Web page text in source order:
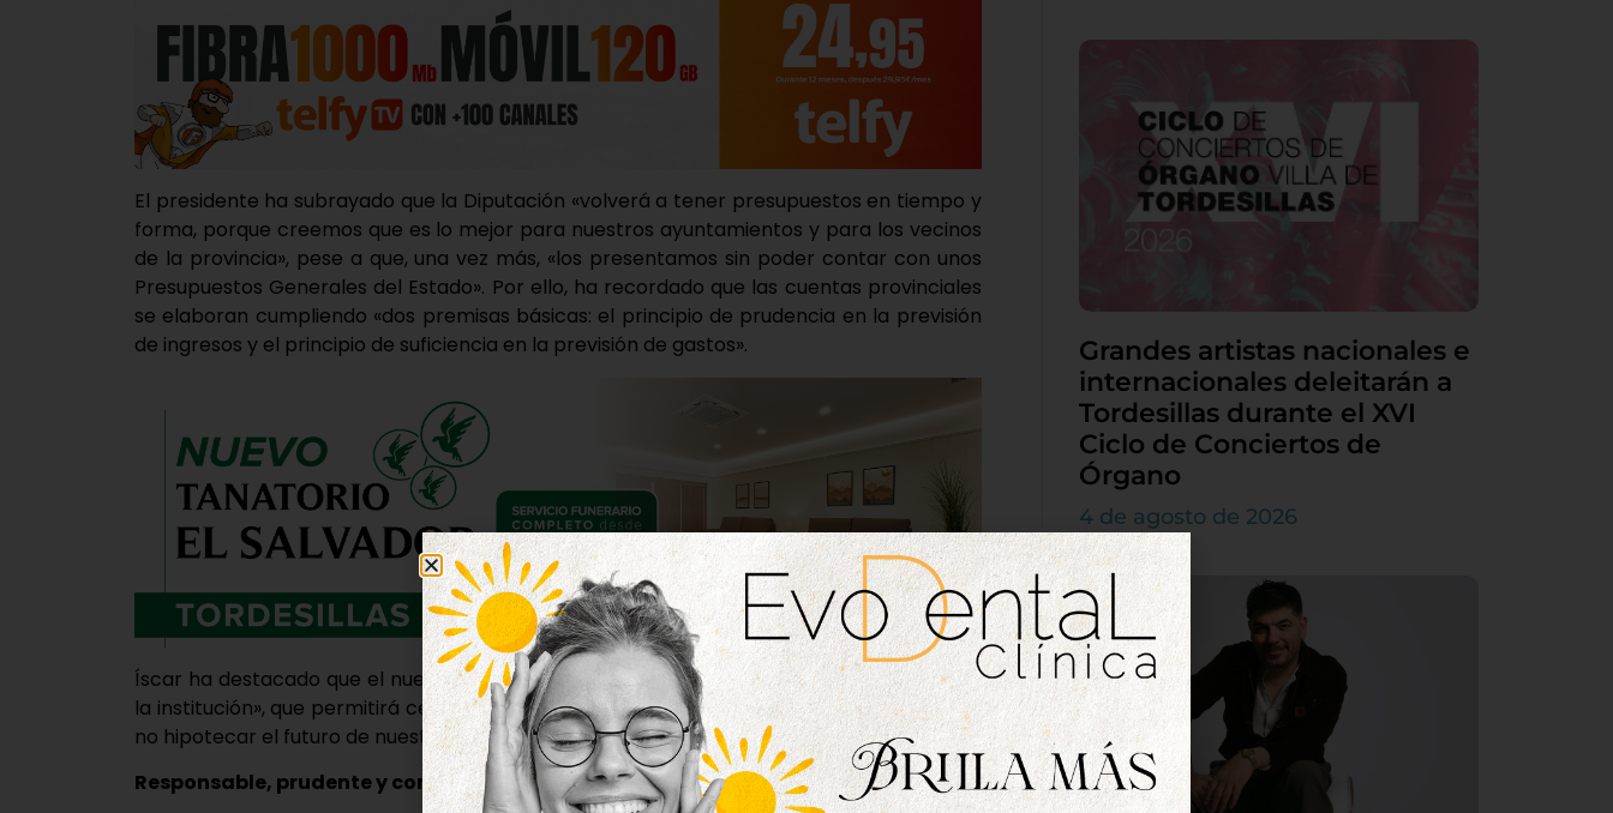
El presidente ha subrayado que la Diputación «volverá a tener presupuestos en tiempo y
forma, porque creemos que es lo mejor para nuestros ayuntamientos y para los vecinos
de la provincia», pese a que, una vez más, «los presentamos sin poder contar con unos
Presupuestos Generales del Estado». Por ello, ha recordado que las cuentas provinciales
se elaboran cumpliendo «dos premisas básicas: el principio de prudencia en la previsión
de ingresos y el principio de suficiencia en la previsión de gastos».
Íscar ha destacado que el nuevo presupuesto se apoya en «la buena salud financiera de
la institución», que permitirá cerrar el ejercicio con un endeudamiento de un 4,67%, «para
no hipotecar el futuro de nuestros pueblos y de las generaciones venideras».
Responsable, prudente y comprometido con el futuro
Grandes artistas nacionales e
internacionales deleitarán a
Tordesillas durante el XVI
Ciclo de Conciertos de
Órgano
4 de agosto de 2026